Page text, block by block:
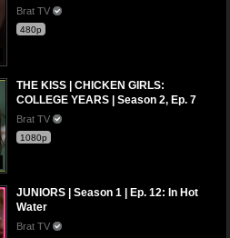
Brat TV
480p
THE KISS | CHICKEN GIRLS:
COLLEGE YEARS | Season 2, Ep. 7
Brat TV
1080p
JUNIORS | Season 1 | Ep. 12: In Hot
Water
Brat TV